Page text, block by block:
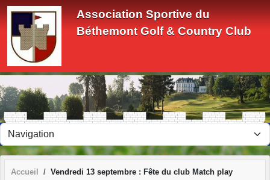
Association Sportive du
Béthemont Golf & Country Club
Accueil Vendredi 13 septembre : Fête du club Match play
Panneau de gestion des cookies